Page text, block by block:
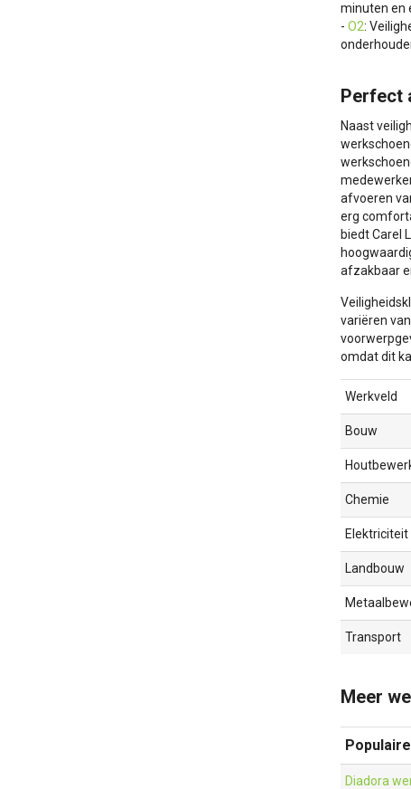
minuten en
- O2:
Perfect
Naast
afvoeren
erg
biedt Carel
afzakbaar
variëren
omdat dit
Werkveld
Bouw
Chemie
Elektriciteit
Landbouw
Transport
Meer
Diadora